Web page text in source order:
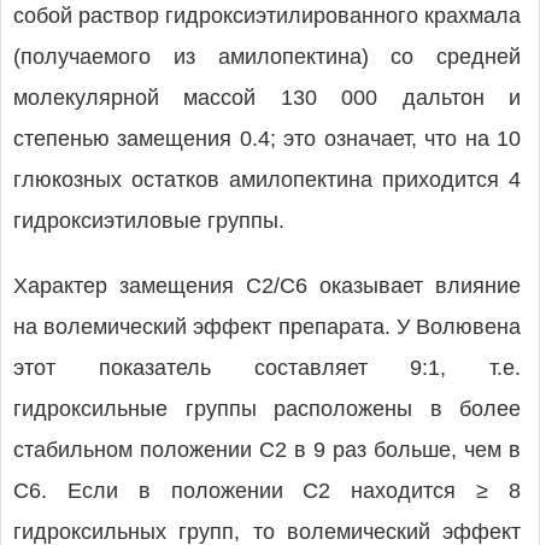
собой раствор гидроксиэтилированного крахмала
(получаемого из амилопектина) со средней
молекулярной массой 130 000 дальтон и
степенью замещения 0.4; это означает, что на 10
глюкозных остатков амилопектина приходится 4
гидроксиэтиловые группы.
Характер замещения C2/C6 оказывает влияние
на волемический эффект препарата. У Волювена
этот показатель составляет 9:1, т.е.
гидроксильные группы расположены в более
стабильном положении C2 в 9 раз больше, чем в
C6. Если в положении C2 находится ≥ 8
гидроксильных групп, то волемический эффект